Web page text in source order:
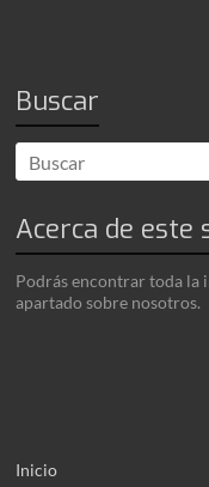
Buscar
Acerca de este
Podrás encontrar toda la
apartado sobre nosotros.
Inicio